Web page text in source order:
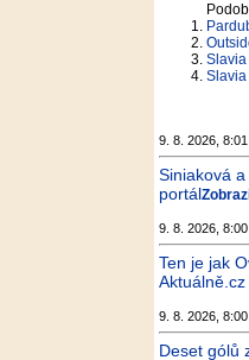
Slavia
Slavia
9. 8. 2026, 8:01
Siniaková
portál
9. 8. 2026, 8:00
Ten je jak
Aktuálně.cz
9. 8. 2026, 8:00
Deset gólů